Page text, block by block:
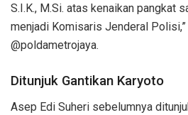
S.I.K., M.Si. atas kenaikan pangkat
menjadi Komisaris Jenderal
@poldametrojaya.
Ditunjuk Gantikan Karyoto
Asep Edi Suheri sebelumnya